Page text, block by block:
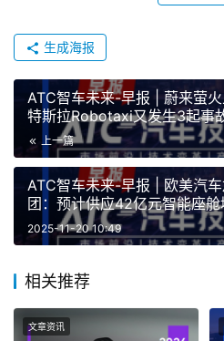
扫描上方二维码，报名参加
01活动日期
生成海报
ATC智车未来-早报 | 蔚来萤火
特斯拉Robotaxi又发生3起事
上一篇
ATC智车未来-早报 | 欧美汽
团：预计供应42亿元智能座
2025-11-20 10:49
相关推荐
文章资讯